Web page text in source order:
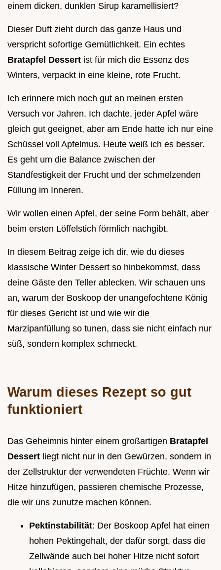
einem dicken, dunklen Sirup karamellisiert?
Dieser Duft zieht durch das ganze Haus und
verspricht sofortige Gemütlichkeit. Ein echtes
Bratapfel Dessert ist für mich die Essenz des
Winters, verpackt in eine kleine, rote Frucht.
Ich erinnere mich noch gut an meinen ersten
Versuch vor Jahren. Ich dachte, jeder Apfel wäre
gleich gut geeignet, aber am Ende hatte ich nur eine
Schüssel voll Apfelmus. Heute weiß ich es besser.
Es geht um die Balance zwischen der
Standfestigkeit der Frucht und der schmelzenden
Füllung im Inneren.
Wir wollen einen Apfel, der seine Form behält, aber
beim ersten Löffelstich förmlich nachgibt.
In diesem Beitrag zeige ich dir, wie du dieses
klassische Winter Dessert so hinbekommst, dass
deine Gäste den Teller ablecken. Wir schauen uns
an, warum der Boskoop der unangefochtene König
für dieses Gericht ist und wie wir die
Marzipanfüllung so tunen, dass sie nicht einfach nur
süß, sondern komplex schmeckt.
Warum dieses Rezept so gut
funktioniert
Das Geheimnis hinter einem großartigen Bratapfel
Dessert liegt nicht nur in den Gewürzen, sondern in
der Zellstruktur der verwendeten Früchte. Wenn wir
Hitze hinzufügen, passieren chemische Prozesse,
die wir uns zunutze machen können.
Pektinstabilität: Der Boskoop Apfel hat einen
hohen Pektingehalt, der dafür sorgt, dass die
Zellwände auch bei hoher Hitze nicht sofort